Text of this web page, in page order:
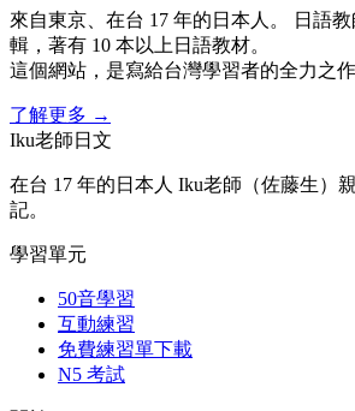
來自東京、在台 17 年的日本人。 日語
輯，著有 10 本以上日語教材。
這個網站，是寫給台灣學習者的全力之作
了解更多 →
Iku老師日文
在台 17 年的日本人 Iku老師（佐藤生）
記。
學習單元
50音學習
互動練習
免費練習單下載
N5 考試